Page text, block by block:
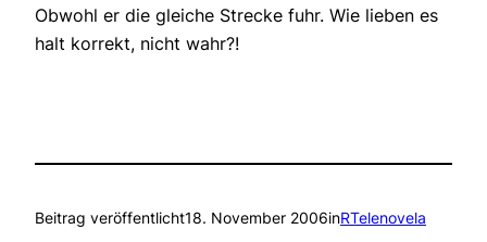
Obwohl er die gleiche Strecke fuhr. Wie lieben es
halt korrekt, nicht wahr?!
Beitrag veröffentlicht18. November 2006inRTelenovela